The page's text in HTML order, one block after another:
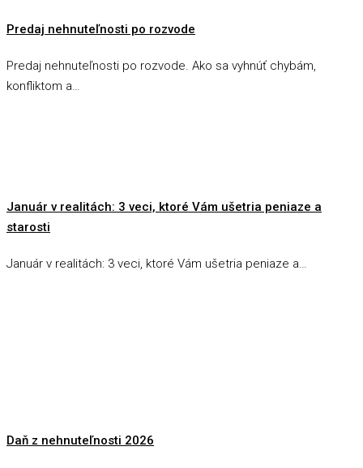
Predaj nehnuteľnosti po rozvode
Predaj nehnuteľnosti po rozvode. Ako sa vyhnúť chybám,
konfliktom a…
Január v realitách: 3 veci, ktoré Vám ušetria peniaze a
starosti
Január v realitách: 3 veci, ktoré Vám ušetria peniaze a…
Daň z nehnuteľnosti 2026